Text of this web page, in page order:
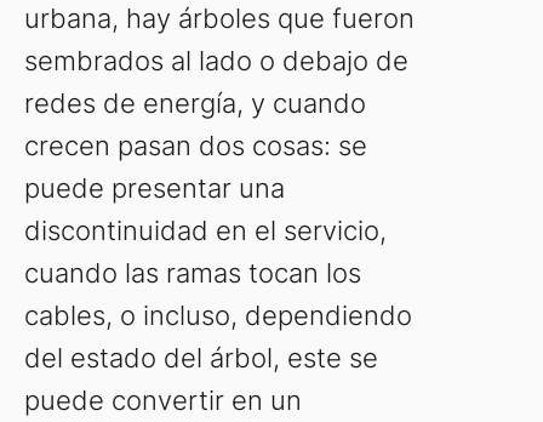
urbana, hay árboles que fueron
sembrados al lado o debajo de
redes de energía, y cuando
crecen pasan dos cosas: se
puede presentar una
discontinuidad en el servicio,
cuando las ramas tocan los
cables, o incluso, dependiendo
del estado del árbol, este se
puede convertir en un